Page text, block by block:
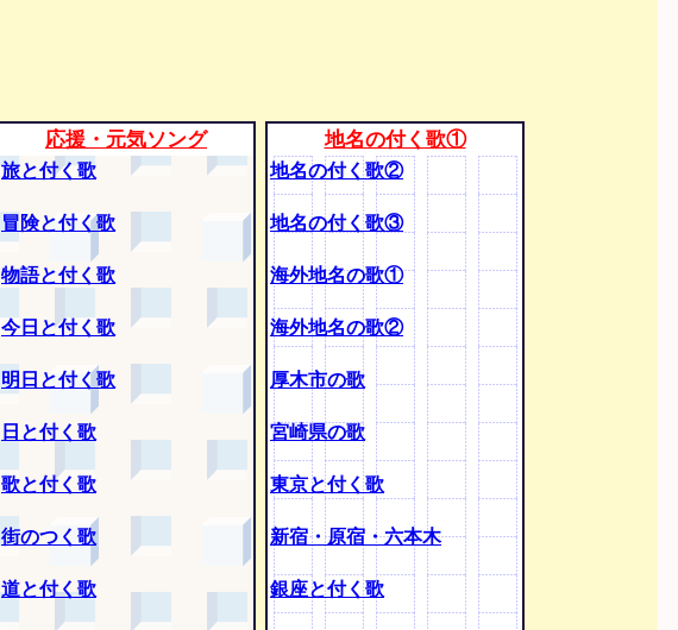
応援・元気ソング
旅と付く歌
冒険と付く歌
物語と付く歌
今日と付く歌
明日と付く歌
日と付く歌
歌と付く歌
街のつく歌
道と付く歌
地名の付く歌①
地名の付く歌②
地名の付く歌③
海外地名の歌①
海外地名の歌②
厚木市の歌
宮崎県の歌
東京と付く歌
新宿・原宿・六本木
銀座と付く歌